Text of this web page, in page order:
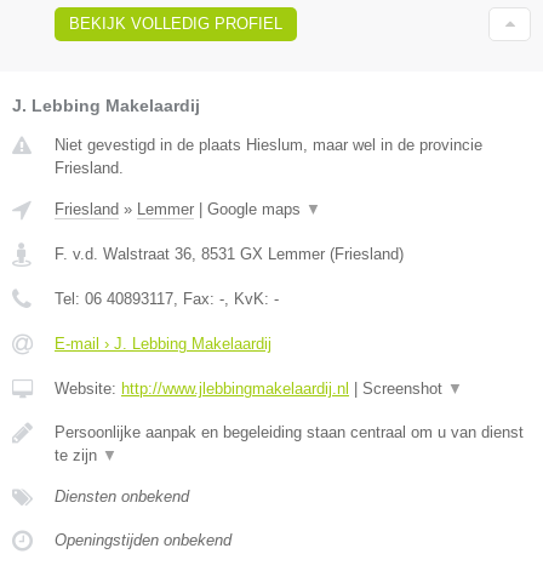
BEKIJK VOLLEDIG PROFIEL
J. Lebbing Makelaardij
Niet gevestigd in de plaats Hieslum, maar wel in de provincie
Friesland.
Friesland » Lemmer Google maps ▼
F. v.d. Walstraat 36 8531 GX Lemmer (Friesland)
Tel: 06 40893117 , Fax: - , KvK: -
E-mail › J. Lebbing Makelaardij
Website: http://www.jlebbingmakelaardij.nl Screenshot ▼
Persoonlijke aanpak en begeleiding staan centraal om u van dienst
te zijn ▼
Diensten onbekend
Openingstijden onbekend